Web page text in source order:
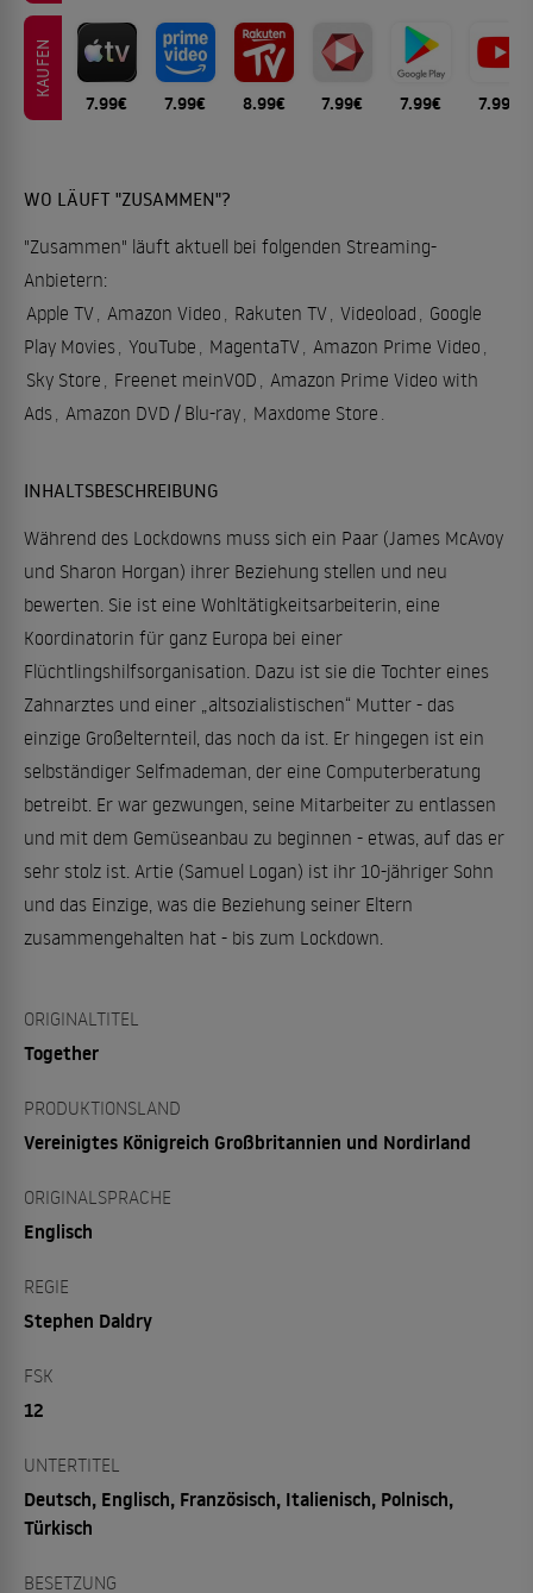
KAUFEN
7.99€ 7.99€ 8.99€ 7.99€ 7.99€ 7.99€
WO LÄUFT "ZUSAMMEN"?
"Zusammen" läuft aktuell bei folgenden Streaming-
Anbietern:
Apple TV Amazon Video Rakuten TV Videoload
Google
Play Movies YouTube MagentaTV Amazon Prime Video
Sky Store
Freenet meinVOD
Amazon Prime Video with
Ads Amazon DVD / Blu-ray Maxdome Store
INHALTSBESCHREIBUNG
Während des Lockdowns muss sich ein Paar (James McAvoy
und Sharon Horgan) ihrer Beziehung stellen und neu
bewerten. Sie ist eine Wohltätigkeitsarbeiterin, eine
Koordinatorin für ganz Europa bei einer
Flüchtlingshilfsorganisation. Dazu ist sie die Tochter eines
Zahnarztes und einer „altsozialistischen“ Mutter - das
einzige Großelternteil, das noch da ist. Er hingegen ist ein
selbständiger Selfmademan, der eine Computerberatung
betreibt. Er war gezwungen, seine Mitarbeiter zu entlassen
und mit dem Gemüseanbau zu beginnen - etwas, auf das er
sehr stolz ist. Artie (Samuel Logan) ist ihr 10-jähriger Sohn
und das Einzige, was die Beziehung seiner Eltern
zusammengehalten hat - bis zum Lockdown.
ORIGINALTITEL
Together
PRODUKTIONSLAND
Vereinigtes Königreich Großbritannien und Nordirland
ORIGINALSPRACHE
Englisch
REGIE
Stephen Daldry
FSK
12
UNTERTITEL
Deutsch, Englisch, Französisch, Italienisch, Polnisch,
Türkisch
BESETZUNG